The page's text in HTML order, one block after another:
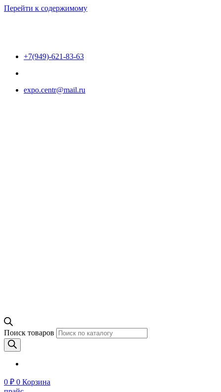
Перейти к содержимому
+7(949)-621-83-63
expo.centr@mail.ru
Поиск товаров
0 ₽ 0 Корзина